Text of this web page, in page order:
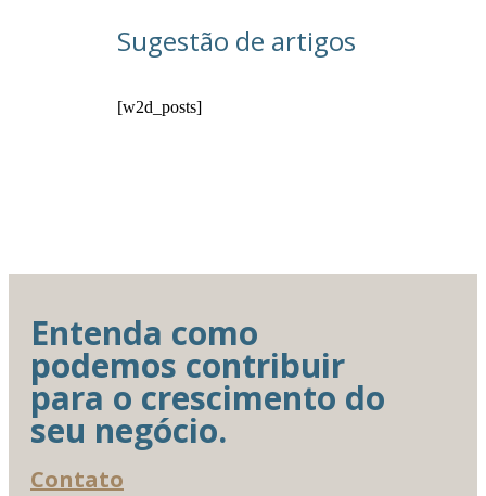
Sugestão de artigos
[w2d_posts]
Entenda como
podemos contribuir
para o crescimento do
seu negócio.
Contato